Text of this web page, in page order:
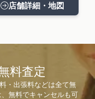
店舗詳細・地図
料査定
・出張料などは全て無
無料でキャンセルも可